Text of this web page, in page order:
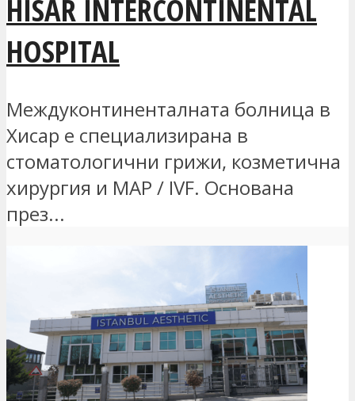
HISAR INTERCONTINENTAL
HOSPITAL
Междуконтиненталната болница в
Хисар е специализирана в
стоматологични грижи, козметична
хирургия и MAP / IVF. Основана
през...